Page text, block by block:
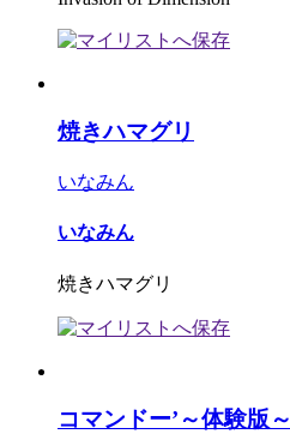
焼きハマグリ
いなみん
いなみん
焼きハマグリ
コマンドー’～体験版～